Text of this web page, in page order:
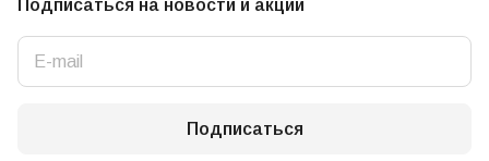
Подписаться на новости и акции
Подписаться